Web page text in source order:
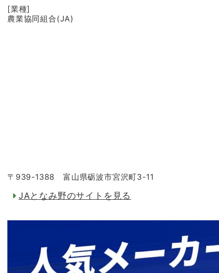
[業種]
農業協同組合(JA)
〒939-1388 富山県砺波市宮沢町3-11
JAとなみ野のサイトを見る